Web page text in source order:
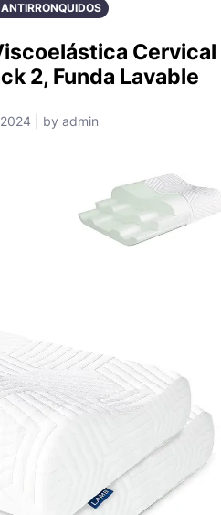
Cervical
2, Funda Lavable
| by admin